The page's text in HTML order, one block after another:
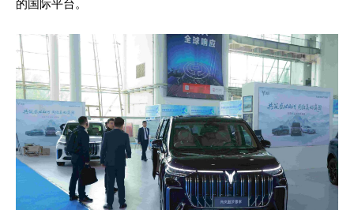
的国际平台。